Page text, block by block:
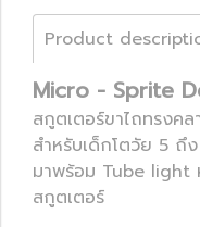
Product
Micro - Sprite
สกูตเตอร์ขาไถทรงค
สำหรับเด็กโตวัย 5 ถึ
มาพร้อม Tube light
สกูตเตอร์